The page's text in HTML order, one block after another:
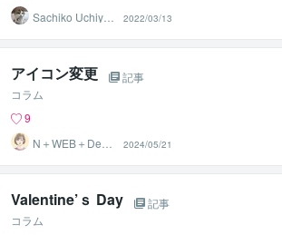
Sachiko Uchiya
2022/03/13
アイコン変更
記事
コラム
9
N＋WEB＋Desig
2024/05/21
Valentine’ｓ Day
記事
コラム